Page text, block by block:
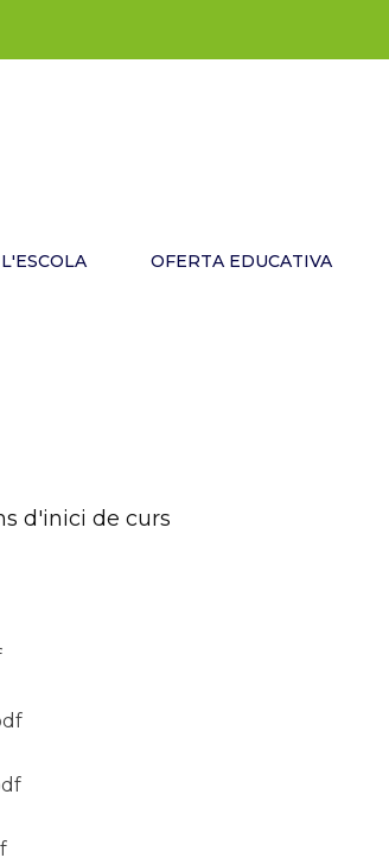
L'ESCOLA OFERTA EDUCATIVA
d'inici de curs